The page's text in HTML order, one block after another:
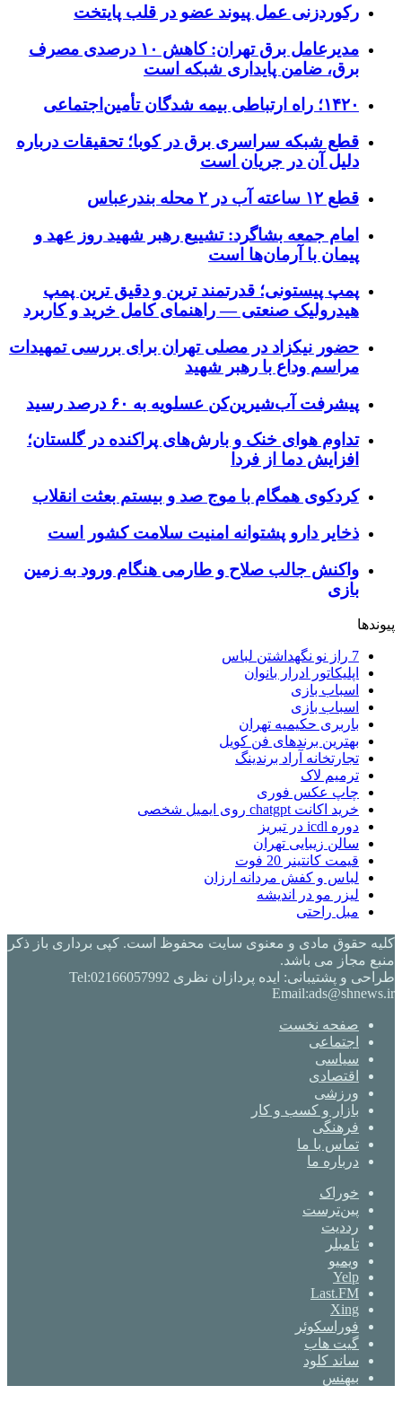
رکوردزنی عمل پیوند عضو در قلب پایتخت
مدیرعامل برق تهران: کاهش ۱۰ درصدی مصرف
برق، ضامن پایداری شبکه است
۱۴۲۰؛ راه ارتباطی بیمه شدگان تأمین‌اجتماعی
قطع شبکه سراسری برق در کوبا؛ تحقیقات درباره
دلیل آن در جریان است
قطع ۱۲ ساعته آب در ۲ محله بندرعباس
امام جمعه بشاگرد: تشییع رهبر شهید روز عهد و
پیمان با آرمان‌ها است
پمپ پیستونی؛ قدرتمند ترین و دقیق‌ ترین پمپ
هیدرولیک صنعتی — راهنمای کامل خرید و کاربرد
حضور نیکزاد در مصلی تهران برای بررسی تمهیدات
مراسم وداع با رهبر شهید
پیشرفت آب‌شیرین‌کن عسلویه به ۶۰ درصد رسید
تداوم هوای خنک و بارش‌های پراکنده در گلستان؛
افزایش دما از فردا
کردکوی همگام با موج صد و بیستم بعثت انقلاب
ذخایر دارو پشتوانه امنیت سلامت کشور است
واکنش جالب صلاح و طارمی هنگام ورود به زمین
بازی
پیوندها
7 راز نو نگهداشتن لباس
اپلیکاتور ادرار بانوان
اسباب بازی
اسباب بازی
باربری حکیمیه تهران
بهترین برندهای فن کویل
تجارتخانه آراد برندینگ
ترمیم لاک
چاپ عکس فوری
خرید اکانت chatgpt روی ایمیل شخصی
دوره icdl در تبریز
سالن زیبایی تهران
قیمت کانتینر 20 فوت
لباس و کفش مردانه ارزان
لیزر مو در اندیشه
مبل راحتی
کلیه حقوق مادی و معنوی سایت محفوظ است. کپی برداری باز ذکر
منبع مجاز می باشد.
طراحی و پشتیبانی: ایده پردازان نظری Tel:02166057992
Email:ads@shnews.ir
صفحه نخست
اجتماعی
سیاسی
اقتصادی
ورزشی
بازار و کسب و کار
فرهنگی
تماس با ما
درباره ما
خوراک
‫پین‌ترست
‫رددیت
‫تامبلر
ویمیو
Yelp
Last.FM
Xing
فوراسکوئر
گیت ‌هاب
ساند کلود
بیهنس